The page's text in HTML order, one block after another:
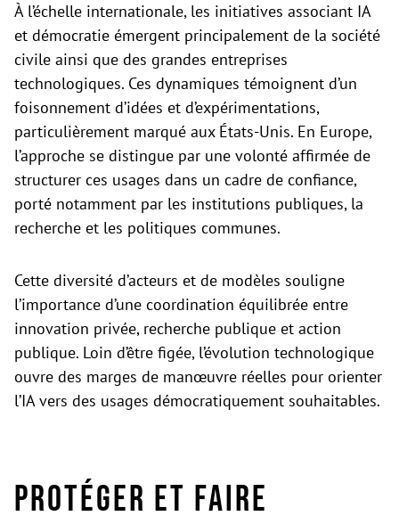
À l’échelle internationale, les initiatives associant IA
et démocratie émergent principalement de la société
civile ainsi que des grandes entreprises
technologiques. Ces dynamiques témoignent d’un
foisonnement d’idées et d’expérimentations,
particulièrement marqué aux États-Unis. En Europe,
l’approche se distingue par une volonté affirmée de
structurer ces usages dans un cadre de confiance,
porté notamment par les institutions publiques, la
recherche et les politiques communes.
Cette diversité d’acteurs et de modèles souligne
l’importance d’une coordination équilibrée entre
innovation privée, recherche publique et action
publique. Loin d’être figée, l’évolution technologique
ouvre des marges de manœuvre réelles pour orienter
l’IA vers des usages démocratiquement souhaitables.
Protéger et faire